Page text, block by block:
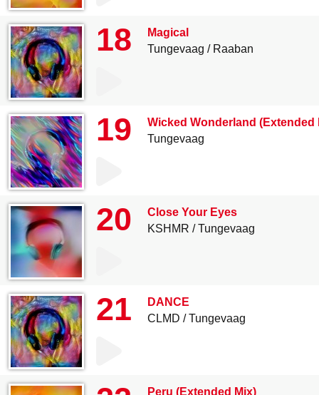
18
Magical
Tungevaag
Raaban
19
Wicked Wonderland (Extended
Tungevaag
20
Close Your Eyes
KSHMR
Tungevaag
21
DANCE
CLMD
Tungevaag
Peru (Extended Mix)